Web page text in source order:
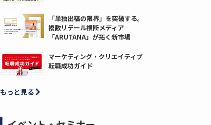
「単独出稿の限界」を突破する。
複数リテール横断メディア
「ARUTANA」が拓く新市場
マーケティング・クリエイティブ
転職成功ガイド
もっと見る